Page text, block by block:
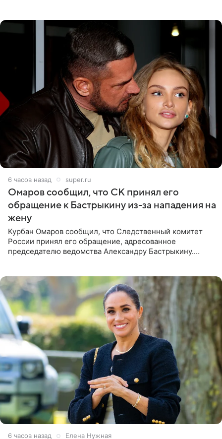
6 часов назад super.ru
Омаров сообщил, что СК принял его
обращение к Бастрыкину из-за нападения на
жену
Курбан Омаров сообщил, что Следственный комитет
России принял его обращение, адресованное
председателю ведомства Александру Бастрыкину.
6 часов назад Елена Нужная